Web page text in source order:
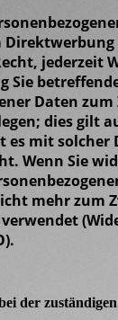
jederzeit
Sie
Daten
dies gilt
es mit solcher
Wenn Sie
mehr zum
der